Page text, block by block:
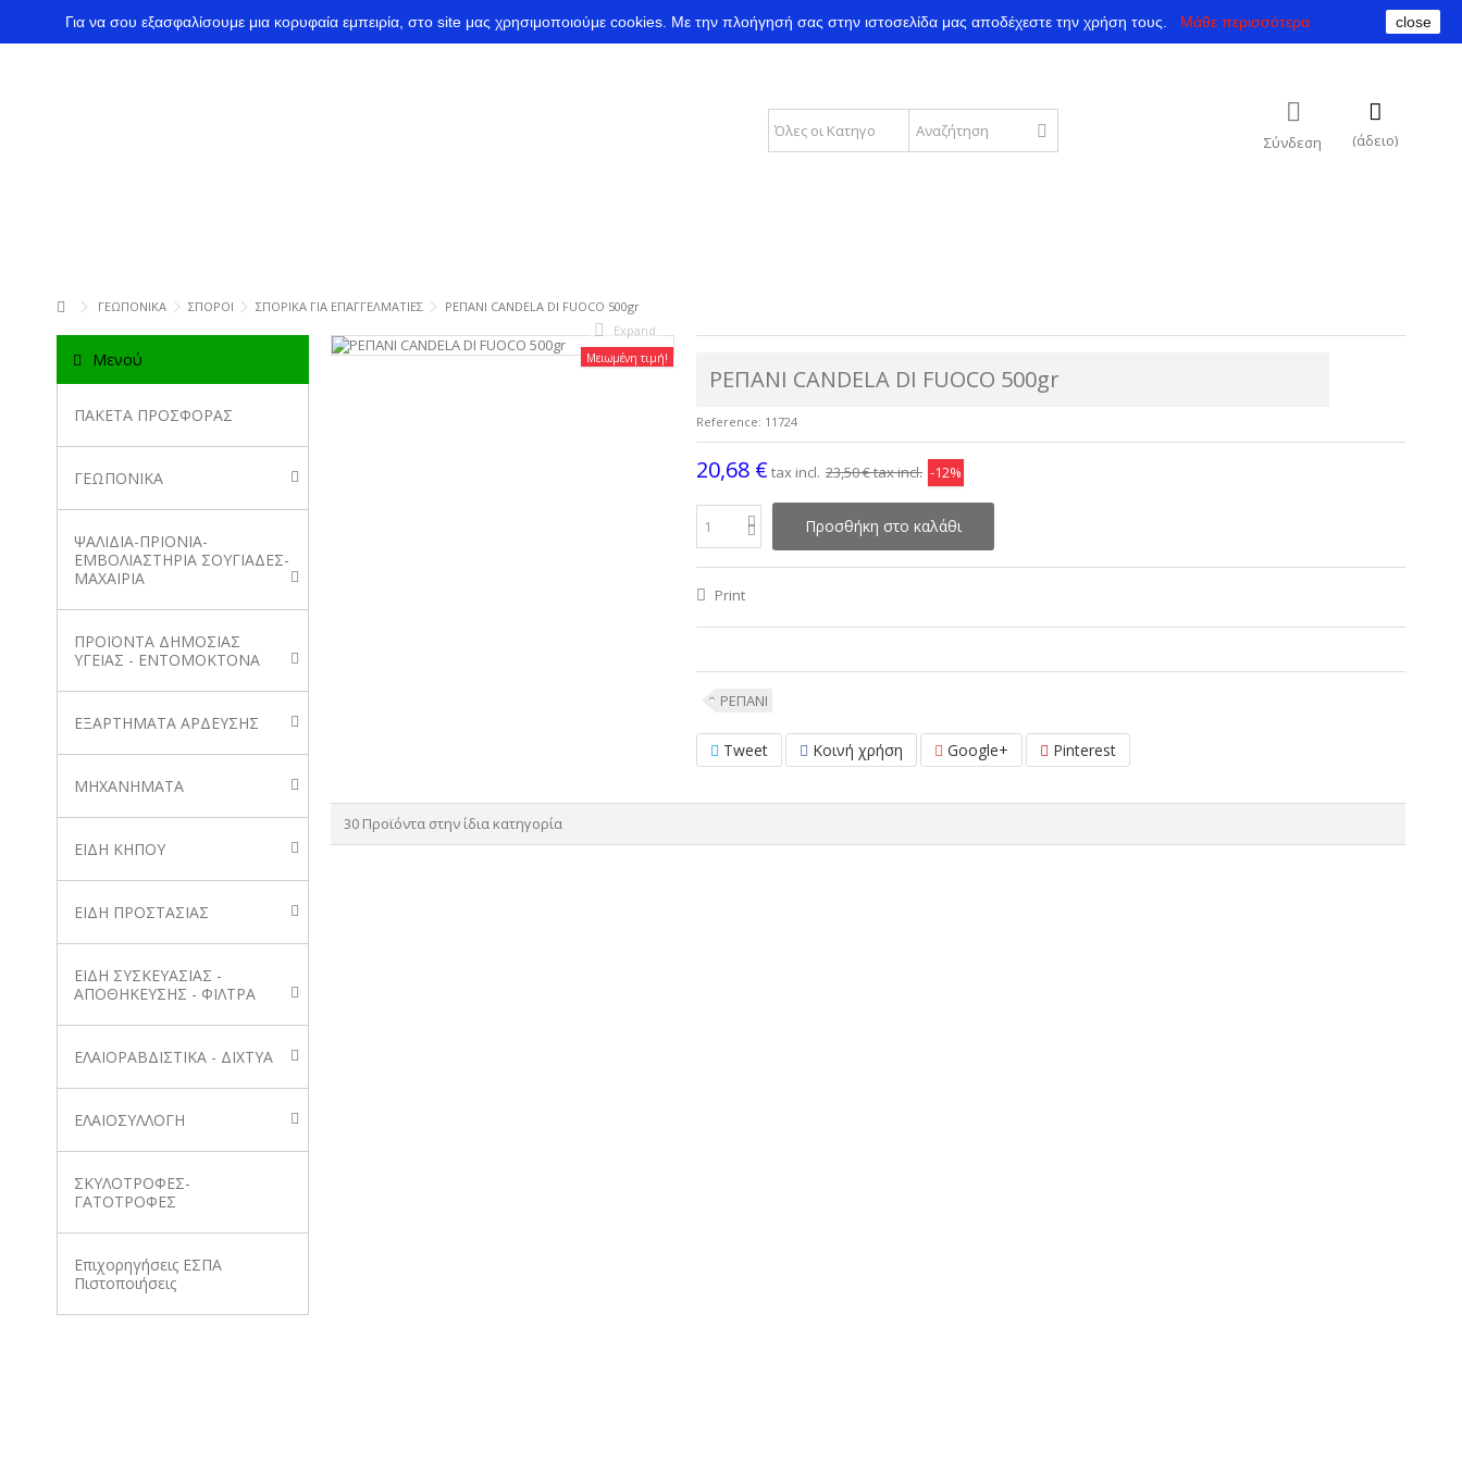
(άδειο)
Σύνδεση
ΓΕΩΠΟΝΙΚΑ ΣΠΟΡΟΙ ΣΠΟΡΙΚΑ ΓΙΑ ΕΠΑΓΓΕΛΜΑΤΙΕΣ ΡΕΠΑΝΙ CANDELA DI FUOCO 500gr
Μειωμένη τιμή!
Expand
ΡΕΠΑΝΙ CANDELA DI FUOCO 500gr
Reference: 11724
20,68 €tax incl. 23,50 €tax incl. -12%
Προσθήκη στο καλάθι
Print
ΡΕΠΑΝΙ
Tweet Κοινή χρήση Google+ Pinterest
30 Προϊόντα στην ίδια κατηγορία
Μενού
ΠΑΚΕΤΑ ΠΡΟΣΦΟΡΑΣ
ΓΕΩΠΟΝΙΚΑ
ΨΑΛΙΔΙΑ-ΠΡΙΟΝΙΑ-
ΕΜΒΟΛΙΑΣΤΗΡΙΑ ΣΟΥΓΙΑΔΕΣ-
ΜΑΧΑΙΡΙΑ
ΠΡΟΪΟΝΤΑ ΔΗΜΟΣΙΑΣ
ΥΓΕΙΑΣ - ΕΝΤΟΜΟΚΤΟΝΑ
ΕΞΑΡΤΗΜΑΤΑ ΑΡΔΕΥΣΗΣ
ΜΗΧΑΝΗΜΑΤΑ
ΕΙΔΗ ΚΗΠΟΥ
ΕΙΔΗ ΠΡΟΣΤΑΣΙΑΣ
ΕΙΔΗ ΣΥΣΚΕΥΑΣΙΑΣ -
ΑΠΟΘΗΚΕΥΣΗΣ - ΦΙΛΤΡΑ
ΕΛΑΙΟΡΑΒΔΙΣΤΙΚΑ - ΔΙΧΤΥΑ
ΕΛΑΙΟΣΥΛΛΟΓΗ
ΣΚΥΛΟΤΡΟΦΕΣ-
ΓΑΤΟΤΡΟΦΕΣ
Επιχορηγήσεις ΕΣΠΑ
Πιστοποιήσεις
Για να σου εξασφαλίσουμε μια κορυφαία εμπειρία, στο site μας χρησιμοποιούμε cookies. Με την πλοήγησή σας στην ιστοσελίδα μας αποδέχεστε την χρήση τους. Μάθε περισσότερα close